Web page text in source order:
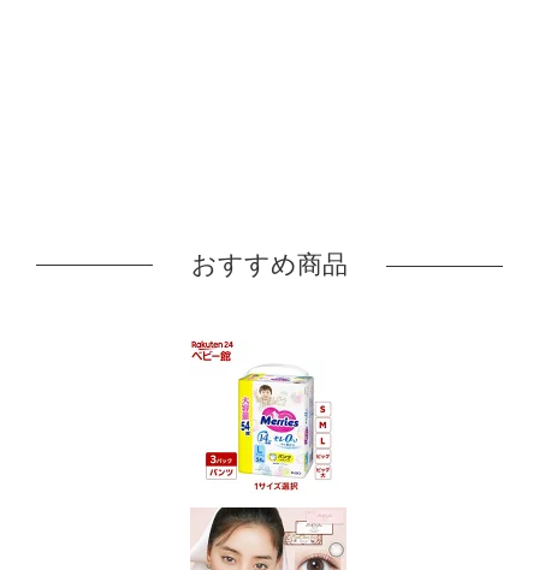
おすすめ商品